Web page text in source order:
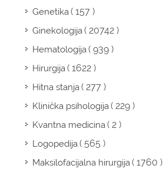
Genetika( 157 )
Ginekologija( 20742 )
Hematologija( 939 )
Hirurgija( 1622 )
Hitna stanja( 277 )
Klinička psihologija( 229 )
Kvantna medicina( 2 )
Logopedija( 565 )
Maksilofacijalna hirurgija( 1760 )